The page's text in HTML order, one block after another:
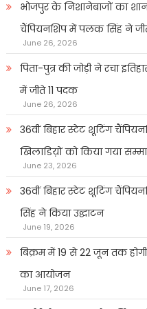
भोजपुर के निशानेबाजों का
चैंपियनशिप में पलक सिंह ने
June 26, 2026
पिता-पुत्र की जोड़ी ने रचा
में जीते 11 पदक
June 26, 2026
36वीं बिहार स्टेट शूटिंग
खिलाडिय़ों को किया गया
June 23, 2026
36वीं बिहार स्टेट शूटिंग
सिंह ने किया उद्घाटन
June 19, 2026
बिक्रम में 19 से 22 जून तक
का आयोजन
June 17, 2026